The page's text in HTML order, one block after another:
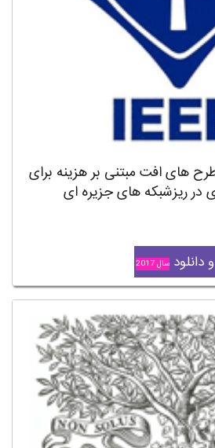
های افت مبتنی بر هزینه برای
در ریزشبکه های جزیره ای
سال 2017